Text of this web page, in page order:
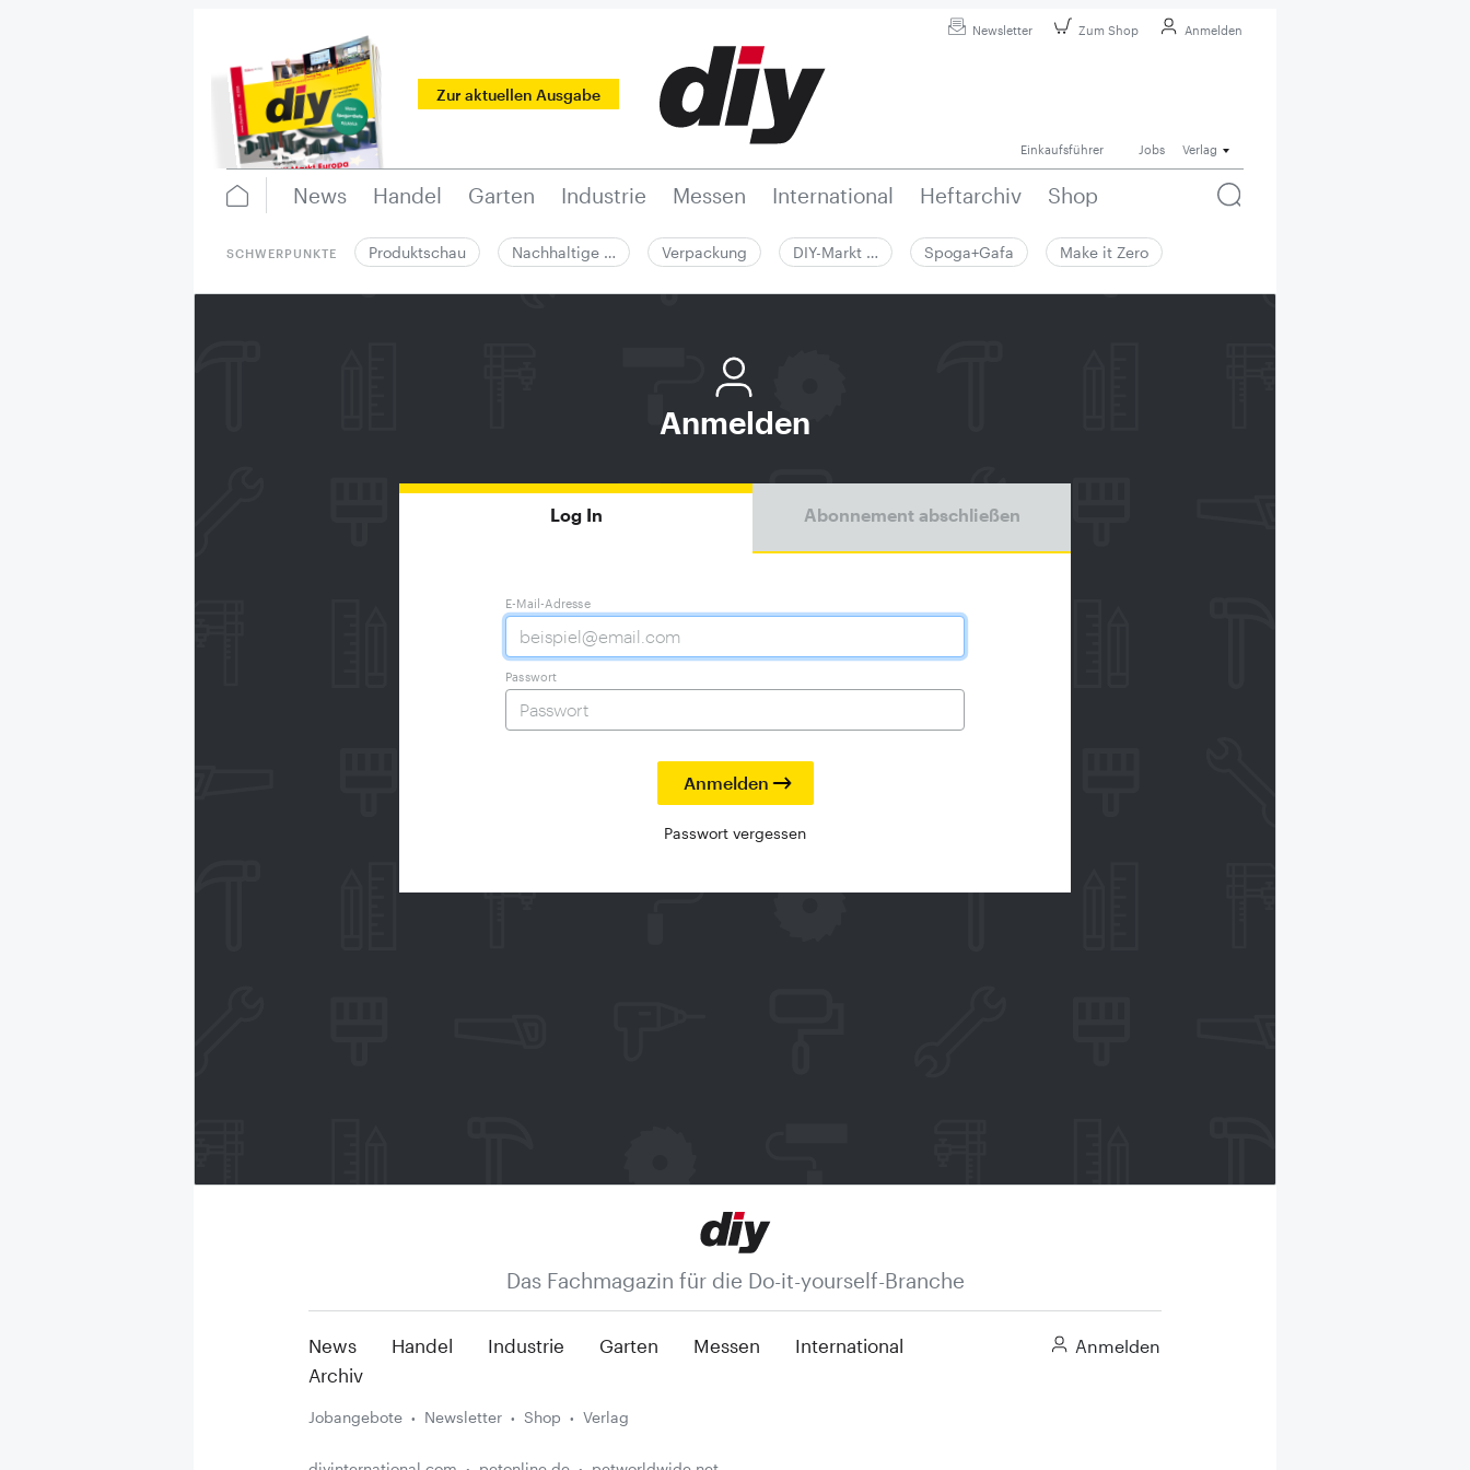
Newsletter Zum Shop Anmelden
Zur aktuellen Ausgabe
Einkaufsführer Jobs Verlag
News Handel Garten Industrie Messen International Heftarchiv Shop
SCHWERPUNKTE Produktschau Nachhaltige … Verpackung DIY-Markt … Spoga+Gafa Make it Zero
Anmelden
Log In Abonnement abschließen
E-Mail-Adresse
Passwort
Passwort vergessen
Das Fachmagazin für die Do-it-yourself-Branche
News Handel Industrie Garten Messen
International
Archiv
Anmelden
Jobangebote Newsletter Shop Verlag